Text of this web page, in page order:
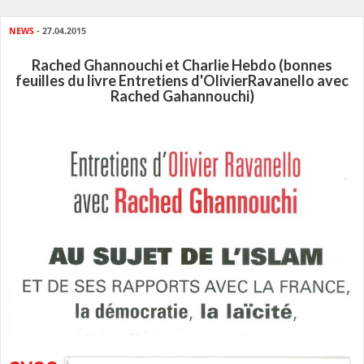
NEWS - 27.04.2015
Rached Ghannouchi et Charlie Hebdo (bonnes
feuilles du livre Entretiens d'OlivierRavanello avec
Rached Gahannouchi)